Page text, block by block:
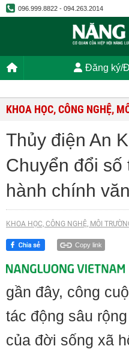
096.999.8822 - 094.263.2014
Đăng ký/
KHOA HỌC, CÔNG NGHỆ,
Thủy điện An
Chuyển đổi số
hành chính
KHOA HỌC, CÔNG NGHỆ, MÔI
Copy link
gần đây, công
tác động sâu
của đời sống xã